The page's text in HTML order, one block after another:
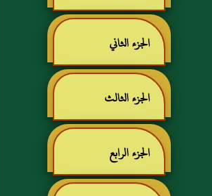
الجزء الثاني
الجزء الثالث
الجزء الرابع